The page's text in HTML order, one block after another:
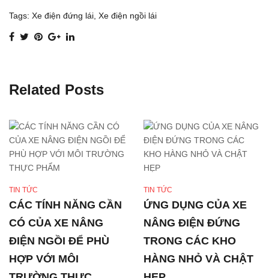
Tags: Xe điện đứng lái, Xe điện ngồi lái
Related Posts
TIN TỨC
CÁC TÍNH NĂNG CẦN
CÓ CỦA XE NÂNG
ĐIỆN NGỒI ĐỂ PHÙ
HỢP VỚI MÔI
TIN TỨC
ỨNG DỤNG CỦA XE
NÂNG ĐIỆN ĐỨNG
TRONG CÁC KHO
HÀNG NHỎ VÀ CHẬT